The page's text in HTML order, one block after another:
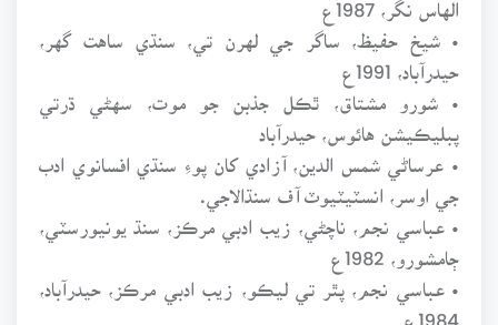
• شيخ حفيظ، ساگر جي لهرن تي، سنڌي ساهت گهر،
حيدرآباد، 1991ع
• شورو مشتاق، ٿڪل جذبن جو موت، سهڻي ڌرتي
پبليڪيشن هائوس، حيدرآباد
• عرساڻي شمس الدين، آزادي کان پوءِ سنڌي افسانوي ادب
جي اوسر، انسٽيٽيوٽ آف سنڌالاجي.
• عباسي نجم، ناچڻي، زيب ادبي مرڪز، سنڌ يونيورسٽي،
ڄامشورو، 1982ع
• عباسي نجم، پٿر تي ليڪو، زيب ادبي مرڪز، حيدرآباد،
1984ع